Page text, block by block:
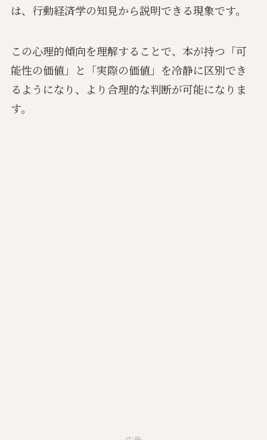
は、行動経済学の知見から説明できる現象です。
この心理的傾向を理解することで、本が持つ「可
能性の価値」と「実際の価値」を冷静に区別でき
るようになり、より合理的な判断が可能になりま
す。